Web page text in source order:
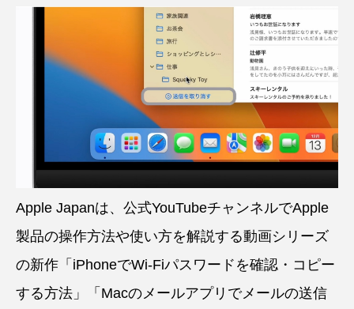
Apple Japanは、公式YouTubeチャンネルでApple
製品の操作方法や使い方を解説する動画シリーズ
の新作「iPhoneでWi-Fiパスワードを確認・コピー
する方法」「Macのメールアプリでメールの送信